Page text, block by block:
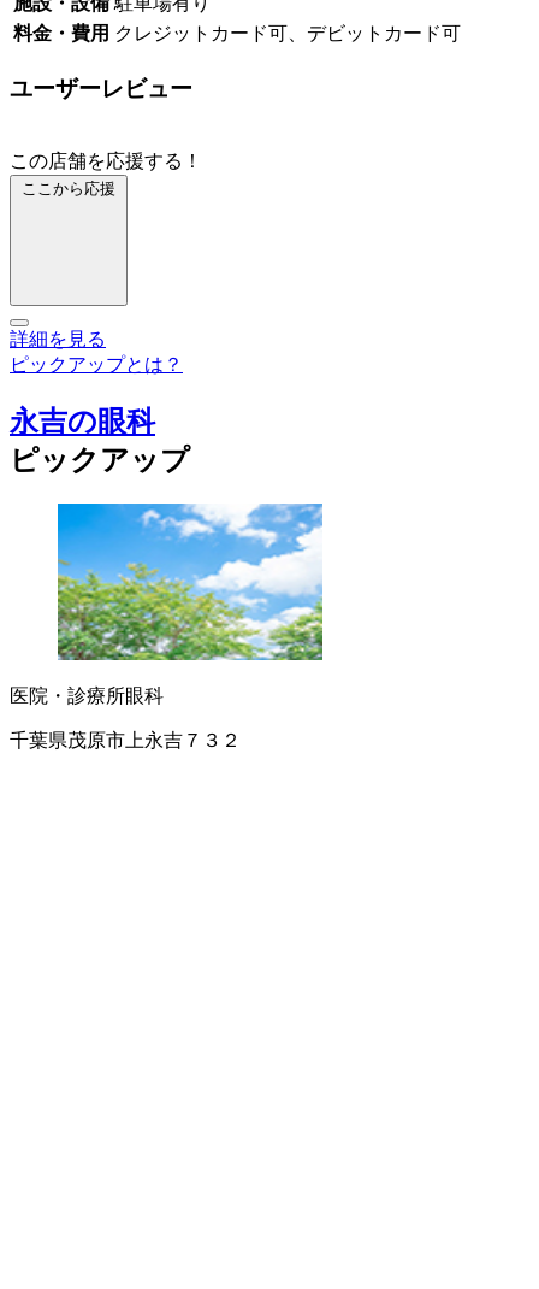
料金・費用 クレジットカード可、デビットカード可
ユーザーレビュー
この店舗を応援する！
ここから応援
詳細を見る
ピックアップとは？
永吉の眼科
ピックアップ
医院・診療所眼科
千葉県茂原市上永吉７３２